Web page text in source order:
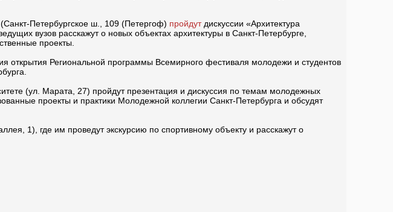
(Санкт-Петербургское ш., 109 (Петергоф) пройдут дискуссии «Архитектура
вузов расскажут о новых объектах архитектуры в Санкт-Петербурге,
проекты.
Региональной программы Всемирного фестиваля молодежи и студентов
(ул. Марата, 27) пройдут презентация и дискуссия по темам молодежных
проекты и практики Молодежной коллегии Санкт-Петербурга и обсудят
1), где им проведут экскурсию по спортивному объекту и расскажут о